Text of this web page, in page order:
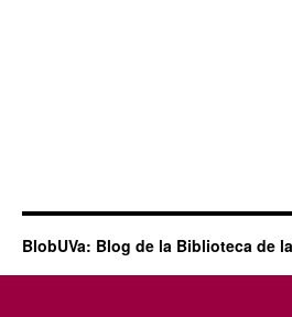
BlobUVa: Blog de la Biblioteca de